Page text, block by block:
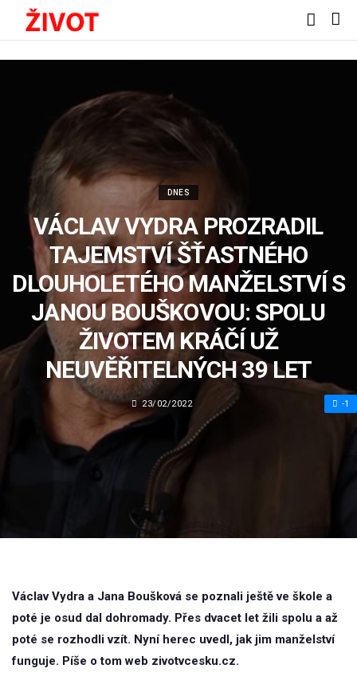
DNES
VÁCLAV VYDRA PROZRADIL
TAJEMSTVÍ ŠŤASTNÉHO
DLOUHOLETÉHO MANŽELSTVÍ S
JANOU BOUŠKOVOU: SPOLU
ŽIVOTEM KRÁČÍ UŽ
NEUVĚŘITELNÝCH 39 LET
23/02/2022 -1
Václav Vydra a Jana Boušková se poznali ještě ve škole a
poté je osud dal dohromady. Přes dvacet let žili spolu a až
poté se rozhodli vzít. Nyní herec uvedl, jak jim manželství
funguje. Píše o tom web zivotvcesku.cz.